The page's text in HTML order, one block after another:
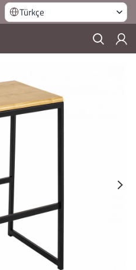
Türkçe